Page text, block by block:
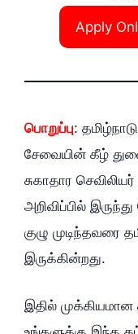
Apply
பொறுப்பு:
சேவையின் கீழ்
சுகாதார
அறிவிப்பில்
குழு முடிந்தவரை
இருக்கின்றது.
இதில்